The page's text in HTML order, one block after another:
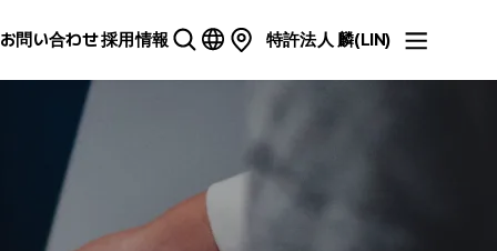
お問い合わせ採用情報 特許法人 麟(LIN)